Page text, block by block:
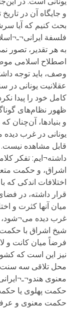
و جایگاه آن در
بحث کنیم که آیا
فلسفة
به هر تقدیر،
اصطلاح اسلامی
وصف، باید توجه
عقلانیت یونانی در
کامل خود را پیدا
ظهور نظام‌های
و بنیادها، آن‌چنان
یونانی در غرب
قابل مشاهده نیست.
داشته¬ایم: تفکر
اشراق، و حکمت
اختلافات اندکی که
قرار داشته، در
میان آنها کثرت و
غرب دیده می¬شود،
شیخ اشراق با حکمت
فرضاً میان کانت و
نیز این است که
محل تلاقی سه سنت
معنوی
حکمت پهلوی یا
حکمت معنوی و